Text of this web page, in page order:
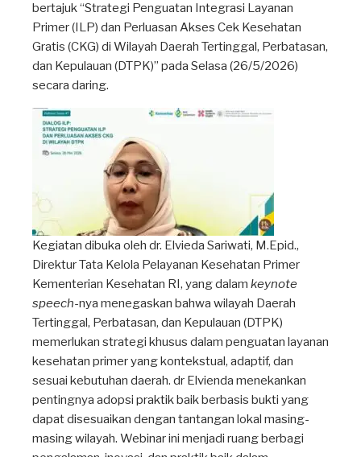
bertajuk “Strategi Penguatan Integrasi Layanan
Primer (ILP) dan Perluasan Akses Cek Kesehatan
Gratis (CKG) di Wilayah Daerah Tertinggal, Perbatasan,
dan Kepulauan (DTPK)” pada Selasa (26/5/2026)
secara daring.
Kegiatan dibuka oleh dr. Elvieda Sariwati, M.Epid.,
Direktur Tata Kelola Pelayanan Kesehatan Primer
Kementerian Kesehatan RI, yang dalam keynote
speech-nya menegaskan bahwa wilayah Daerah
Tertinggal, Perbatasan, dan Kepulauan (DTPK)
memerlukan strategi khusus dalam penguatan layanan
kesehatan primer yang kontekstual, adaptif, dan
sesuai kebutuhan daerah. dr Elvienda menekankan
pentingnya adopsi praktik baik berbasis bukti yang
dapat disesuaikan dengan tantangan lokal masing-
masing wilayah. Webinar ini menjadi ruang berbagi